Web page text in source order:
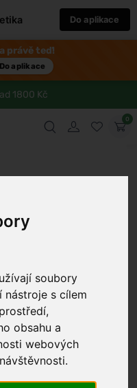
soubory
nástroje s cílem
obsahu a
webových
Do aplikace
právě teď!
Do aplikace
1800 Kč
0